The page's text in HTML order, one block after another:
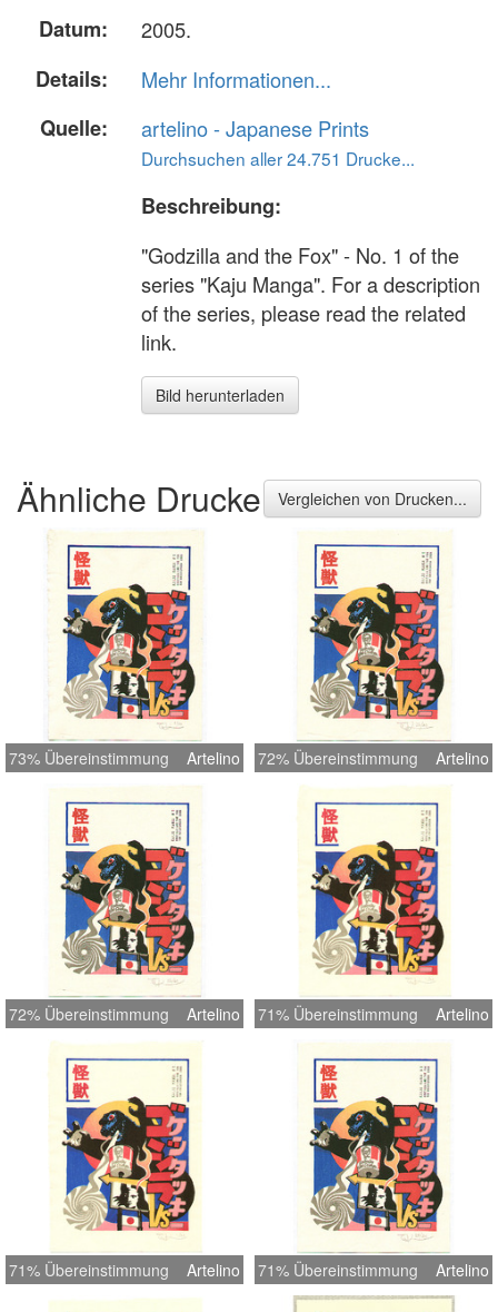
Datum:
2005.
Details:
Mehr Informationen...
Quelle:
artelino - Japanese Prints
Durchsuchen aller 24.751 Drucke...
Beschreibung:
"Godzilla and the Fox" - No. 1 of the
series "Kaju Manga". For a description
of the series, please read the related
link.
Bild herunterladen
Ähnliche Drucke Vergleichen von Drucken...
73% Übereinstimmung Artelino 72% Übereinstimmung Artelino
72% Übereinstimmung Artelino 71% Übereinstimmung Artelino
71% Übereinstimmung Artelino 71% Übereinstimmung Artelino